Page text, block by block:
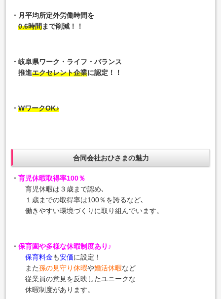
・月平均所定外労働時間を
0.6時間まで削減！！
・岐阜県ワーク・ライフ・バランス
推進エクセレント企業に認定！！
・WワークOK♪
合同会社おひさまの魅力
・育児休暇取得率100％
育児休暇は３歳まで認め､
１歳までの取得率は100％を誇るなど､
働きやすい環境づくりに取り組んでいます。
・保育園や多様な休暇制度あり♪
保育料金も安価に設定！
また孫の見守り休暇や婚活休暇など
従業員の意見を反映したユニークな
休暇制度があります。